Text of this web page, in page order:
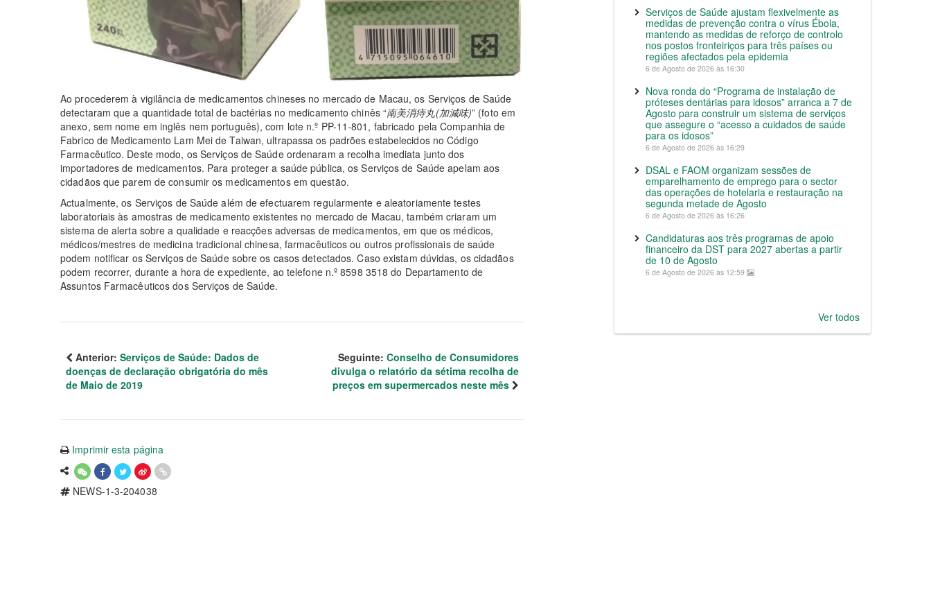
Ao procederem à vigilância de medicamentos chineses no mercado de Macau, os Serviços de Saúde
detectaram que a quantidade total de bactérias no medicamento chinês “南美消痔丸(加減味)” (foto em
anexo, sem nome em inglês nem português), com lote n.º PP-11-801, fabricado pela Companhia de
Fabrico de Medicamento Lam Mei de Taiwan, ultrapassa os padrões estabelecidos no Código
Farmacêutico. Deste modo, os Serviços de Saúde ordenaram a recolha imediata junto dos
importadores de medicamentos. Para proteger a saúde pública, os Serviços de Saúde apelam aos
cidadãos que parem de consumir os medicamentos em questão.
Actualmente, os Serviços de Saúde além de efectuarem regularmente e aleatoriamente testes
laboratoriais às amostras de medicamento existentes no mercado de Macau, também criaram um
sistema de alerta sobre a qualidade e reacções adversas de medicamentos, em que os médicos,
médicos/mestres de medicina tradicional chinesa, farmacêuticos ou outros profissionais de saúde
podem notificar os Serviços de Saúde sobre os casos detectados. Caso existam dúvidas, os cidadãos
podem recorrer, durante a hora de expediente, ao telefone n.º 8598 3518 do Departamento de
Assuntos Farmacêuticos dos Serviços de Saúde.
Anterior: Serviços de Saúde: Dados de
doenças de declaração obrigatória do mês
de Maio de 2019
Seguinte: Conselho de Consumidores
divulga o relatório da sétima recolha de
preços em supermercados neste mês
Imprimir esta página
NEWS-1-3-204038
Serviços de Saúde ajustam flexivelmente as
medidas de prevenção contra o vírus Ébola,
mantendo as medidas de reforço de controlo
nos postos fronteiriços para três países ou
regiões afectados pela epidemia
6 de Agosto de 2026 às 16:30
Nova ronda do “Programa de instalação de
próteses dentárias para idosos” arranca a 7 de
Agosto para construir um sistema de serviços
que assegure o “acesso a cuidados de saúde
para os idosos”
6 de Agosto de 2026 às 16:29
DSAL e FAOM organizam sessões de
emparelhamento de emprego para o sector
das operações de hotelaria e restauração na
segunda metade de Agosto
6 de Agosto de 2026 às 16:26
Candidaturas aos três programas de apoio
financeiro da DST para 2027 abertas a partir
de 10 de Agosto
6 de Agosto de 2026 às 12:59
Ver todos